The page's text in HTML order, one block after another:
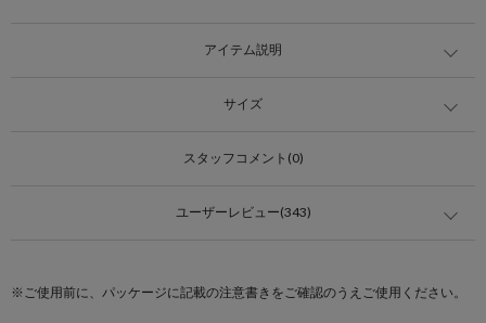
アイテム説明
サイズ
スタッフコメント(0)
ユーザーレビュー(343)
※ご使用前に、パッケージに記載の注意書きをご確認のうえご使用ください。